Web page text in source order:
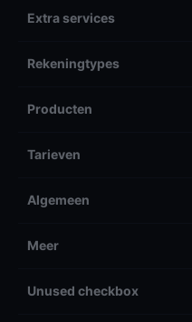
Extra services
Rekeningtypes
Producten
Tarieven
Algemeen
Meer
Unused checkbox